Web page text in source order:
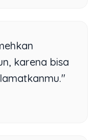
karena bisa